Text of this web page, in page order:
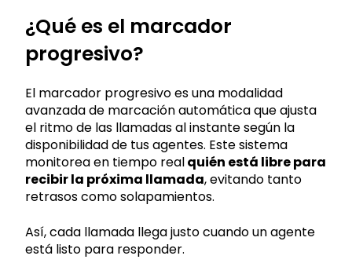
¿Qué es el marcador
progresivo?
El marcador progresivo es una modalidad
avanzada de marcación automática que ajusta
el ritmo de las llamadas al instante según la
disponibilidad de tus agentes. Este sistema
monitorea en tiempo realquién está libre para
recibir la próxima llamada, evitando tanto
retrasos como solapamientos.
Así, cada llamada llega justo cuando un agente
está listo para responder.